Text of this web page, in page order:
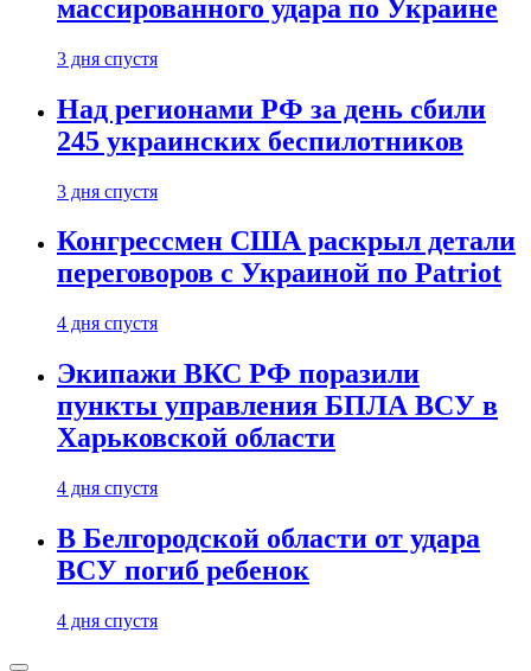
массированного удара по Украине
3 дня спустя
Над регионами РФ за день сбили
245 украинских беспилотников
3 дня спустя
Конгрессмен США раскрыл детали
переговоров с Украиной по Patriot
4 дня спустя
Экипажи ВКС РФ поразили
пункты управления БПЛА ВСУ в
Харьковской области
4 дня спустя
В Белгородской области от удара
ВСУ погиб ребенок
4 дня спустя